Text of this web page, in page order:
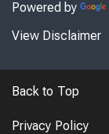
Powered by
View Disclaimer
Back to Top
Privacy Policy